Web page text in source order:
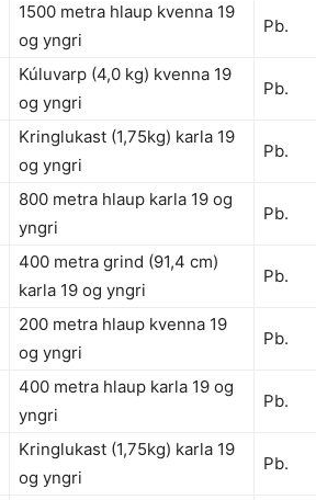
1500 metra hlaup kvenna 19
og yngri
Pb.
Kúluvarp (4,0 kg) kvenna 19
og yngri
Pb.
Kringlukast (1,75kg) karla 19
og yngri
Pb.
800 metra hlaup karla 19 og
yngri
Pb.
400 metra grind (91,4 cm)
karla 19 og yngri
Pb.
200 metra hlaup kvenna 19
og yngri
Pb.
400 metra hlaup karla 19 og
yngri
Pb.
Kringlukast (1,75kg) karla 19
og yngri
Pb.